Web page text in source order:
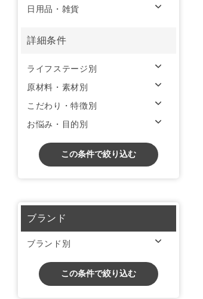
日用品・雑貨
詳細条件
ライフステージ別
原材料・素材別
こだわり・特徴別
お悩み・目的別
この条件で絞り込む
ブランド
ブランド別
この条件で絞り込む